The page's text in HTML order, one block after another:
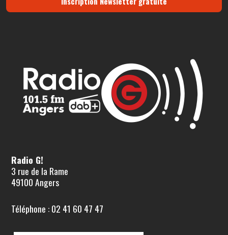
Radio G!
3 rue de la Rame
49100 Angers
Téléphone : 02 41 60 47 47